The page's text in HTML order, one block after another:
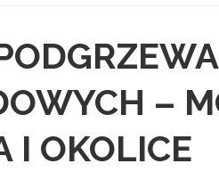
–
I OKOLICE